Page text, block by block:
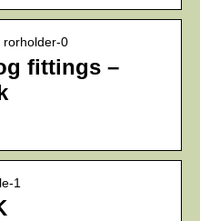
rorholder-0
fittings –
1